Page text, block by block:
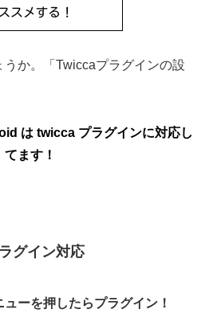
うか。「Twiccaプラグインの設
は twicca プラグインに対応し
てます！
グイン対応
ーを押したらプラグイン！